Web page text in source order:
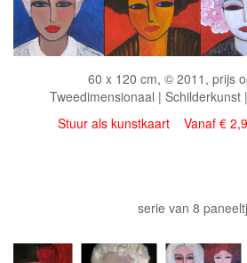
60 x 120 cm, © 2011, prijs
Tweedimensionaal | Schilderkunst
Stuur als kunstkaart Vanaf €
serie van 8